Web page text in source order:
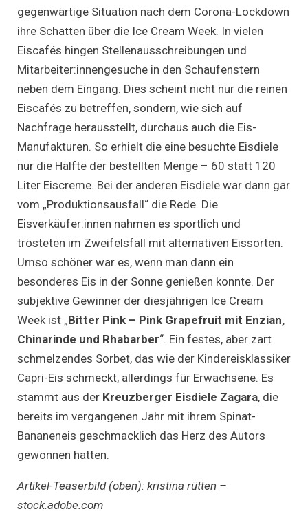
gegenwärtige Situation nach dem Corona-Lockdown
ihre Schatten über die Ice Cream Week. In vielen
Eiscafés hingen Stellenausschreibungen und
Mitarbeiter:innengesuche in den Schaufenstern
neben dem Eingang. Dies scheint nicht nur die reinen
Eiscafés zu betreffen, sondern, wie sich auf
Nachfrage herausstellt, durchaus auch die Eis-
Manufakturen. So erhielt die eine besuchte Eisdiele
nur die Hälfte der bestellten Menge – 60 statt 120
Liter Eiscreme. Bei der anderen Eisdiele war dann gar
vom „Produktionsausfall“ die Rede. Die
Eisverkäufer:innen nahmen es sportlich und
trösteten im Zweifelsfall mit alternativen Eissorten.
Umso schöner war es, wenn man dann ein
besonderes Eis in der Sonne genießen konnte. Der
subjektive Gewinner der diesjährigen Ice Cream
Week ist „Bitter Pink – Pink Grapefruit mit Enzian,
Chinarinde und Rhabarber“. Ein festes, aber zart
schmelzendes Sorbet, das wie der Kindereisklassiker
Capri-Eis schmeckt, allerdings für Erwachsene. Es
stammt aus der Kreuzberger Eisdiele Zagara, die
bereits im vergangenen Jahr mit ihrem Spinat-
Bananeneis geschmacklich das Herz des Autors
gewonnen hatten.
Artikel-Teaserbild (oben): kristina rütten –
stock.adobe.com